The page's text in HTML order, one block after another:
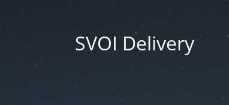
SVOI Delivery